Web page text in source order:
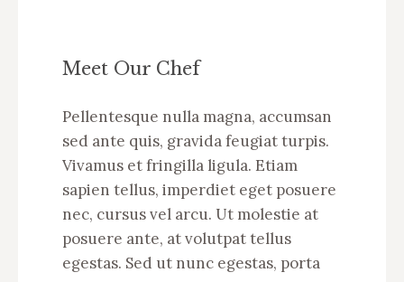
Meet Our Chef
Pellentesque nulla magna, accumsan
sed ante quis, gravida feugiat turpis.
Vivamus et fringilla ligula. Etiam
sapien tellus, imperdiet eget posuere
nec, cursus vel arcu. Ut molestie at
posuere ante, at volutpat tellus
egestas. Sed ut nunc egestas, porta